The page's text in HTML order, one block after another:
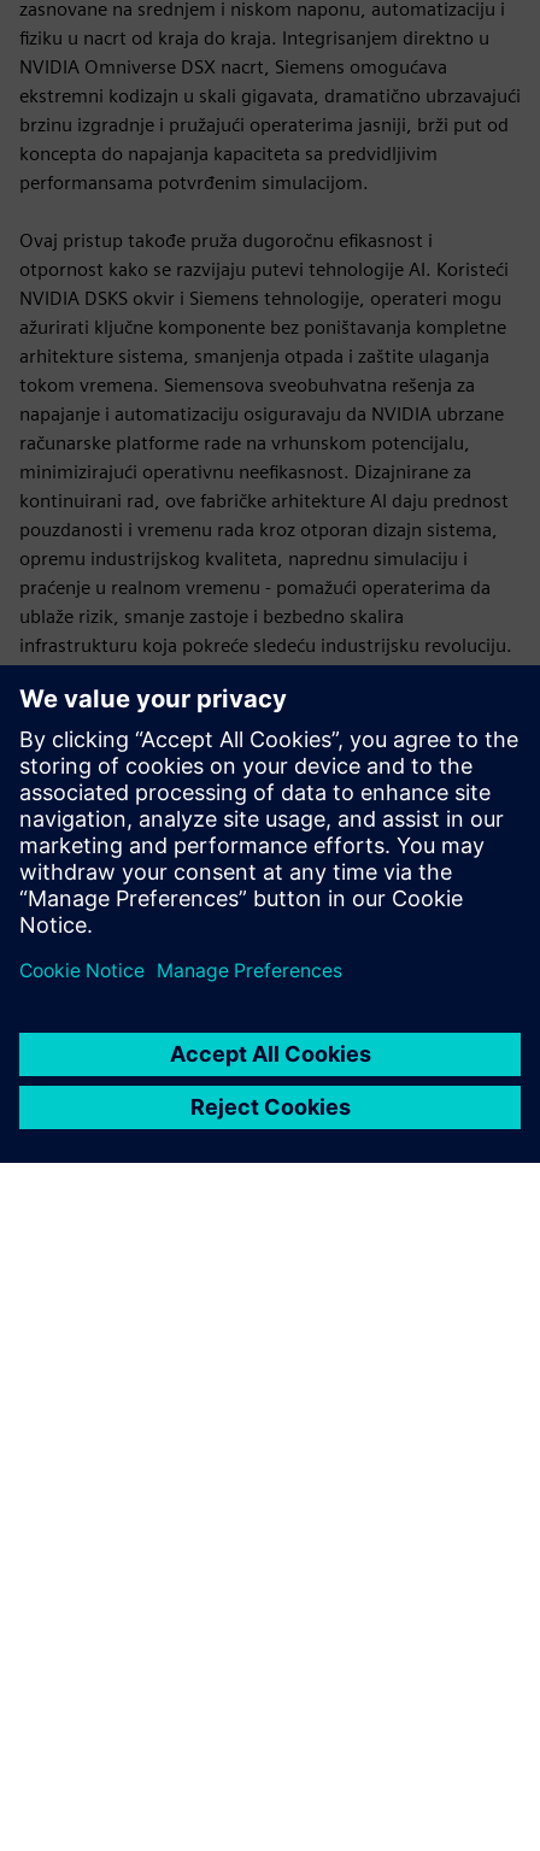
zasnovane na srednjem i niskom naponu, automatizaciju i
fiziku u nacrt od kraja do kraja. Integrisanjem direktno u
NVIDIA Omniverse DSX nacrt, Siemens omogućava
ekstremni kodizajn u skali gigavata, dramatično ubrzavajući
brzinu izgradnje i pružajući operaterima jasniji, brži put od
koncepta do napajanja kapaciteta sa predvidljivim
performansama potvrđenim simulacijom.
Ovaj pristup takođe pruža dugoročnu efikasnost i
otpornost kako se razvijaju putevi tehnologije AI. Koristeći
NVIDIA DSKS okvir i Siemens tehnologije, operateri mogu
ažurirati ključne komponente bez poništavanja kompletne
arhitekture sistema, smanjenja otpada i zaštite ulaganja
tokom vremena. Siemensova sveobuhvatna rešenja za
napajanje i automatizaciju osiguravaju da NVIDIA ubrzane
računarske platforme rade na vrhunskom potencijalu,
minimizirajući operativnu neefikasnost. Dizajnirane za
kontinuirani rad, ove fabričke arhitekture AI daju prednost
pouzdanosti i vremenu rada kroz otporan dizajn sistema,
opremu industrijskog kvaliteta, naprednu simulaciju i
praćenje u realnom vremenu - pomažući operaterima da
ublaže rizik, smanje zastoje i bezbedno skalira
infrastrukturu koja pokreće sledeću industrijsku revoluciju.
Fabrike AI moraju odgovarati stvarnom zemljištu, stvarnim
ograničenjima i stvarnim rasporedima. Od čipa... do
stalka... do fabrike AI... do mreže... svaki sloj je važan.
Siemens i NVIDIA konstruišu infrastrukturu za sledeću
generaciju DSKS AI fabrika.
Objavljeno: 16. marta 2026